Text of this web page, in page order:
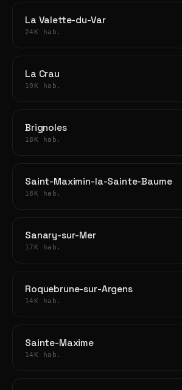
La Valette-du-Var
24K hab.
La Crau
19K hab.
Brignoles
18K hab.
Saint-Maximin-la-Sainte-Baume
18K hab.
Sanary-sur-Mer
17K hab.
Roquebrune-sur-Argens
14K hab.
Sainte-Maxime
14K hab.